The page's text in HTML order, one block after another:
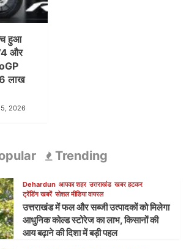
हुआ
और
लाख
2026
Trending
Dehardun आपका शहर उत्तराखंड खबर हटकर
ट्रेंडिंग खबरें सोशल मीडिया वायरल
उत्तराखंड में फल और सब्जी उत्पादकों को मिलेगा
आधुनिक कोल्ड स्टोरेज का लाभ, किसानों की
आय बढ़ाने की दिशा में बड़ी पहल